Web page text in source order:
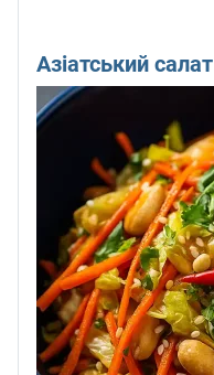
Азіатський салат